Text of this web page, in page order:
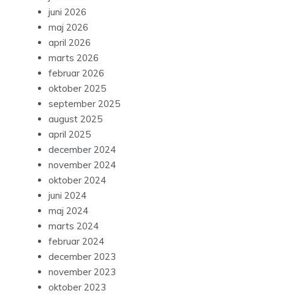
juni 2026
maj 2026
april 2026
marts 2026
februar 2026
oktober 2025
september 2025
august 2025
april 2025
december 2024
november 2024
oktober 2024
juni 2024
maj 2024
marts 2024
februar 2024
december 2023
november 2023
oktober 2023